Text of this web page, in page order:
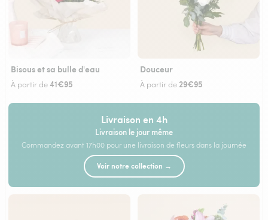
Bisous et sa bulle d'eau
À partir de41€95
Douceur
À partir de29€95
Livraison en 4h
Livraison le jour même
Commandez avant 17h00 pour une livraison de fleurs dans la journée
Voir notre collection →